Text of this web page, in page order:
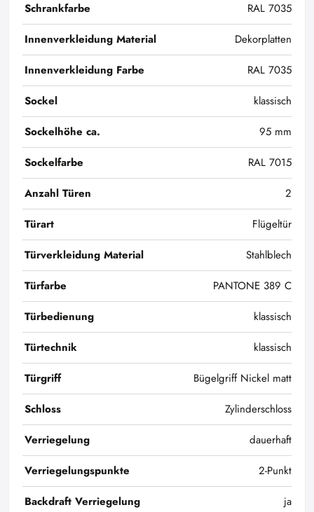
Schrankfarbe
RAL 7035
Innenverkleidung Material
Dekorplatten
Innenverkleidung Farbe
RAL 7035
Sockel
klassisch
Sockelhöhe ca.
95 mm
Sockelfarbe
RAL 7015
Anzahl Türen
2
Türart
Flügeltür
Türverkleidung Material
Stahlblech
Türfarbe
PANTONE 389 C
Türbedienung
klassisch
Türtechnik
klassisch
Türgriff
Bügelgriff Nickel matt
Schloss
Zylinderschloss
Verriegelung
dauerhaft
Verriegelungspunkte
2-Punkt
Backdraft Verriegelung
ja